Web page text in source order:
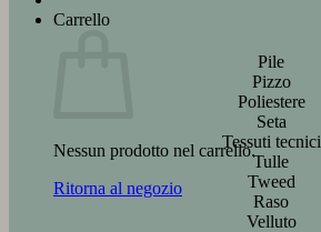
Carrello
Nessun prodotto nel carrello.
Ritorna al negozio
Pile
Pizzo
Poliestere
Seta
Tessuti tecnici
Tulle
Tweed
Raso
Velluto